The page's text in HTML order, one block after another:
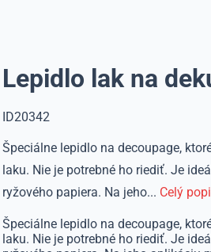
Lepidlo lak na
ID20342
Špeciálne lepidlo na decoupage,
laku. Nie je potrebné ho riediť. Je
ryžového papiera. Na jeho... Celý
Špeciálne lepidlo na decoupage,
laku. Nie je potrebné ho riediť. Je